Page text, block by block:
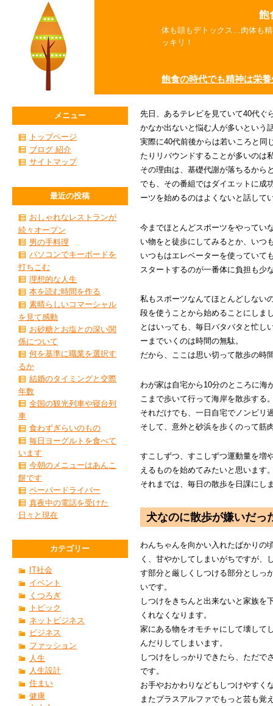
飽
体も頭もデトックス…肉体も
ッキリ！
飽食の時代でも精神は栄
先日、あるテレビを見ていて40代ぐ
かなか出ないと悩む人が多いという
実際に40代前後からは若いころと同
たりリバウンドすることが多いのは
その理由は、基礎代謝が落ちるから
でも、その番組ではダイエットに成
ーツを始めるのはよくないと話して
今までほとんどスポーツをやってい
い物をと徒歩にしてみるとか、いつ
いつもはエレベーターを使っていて
スタートするのが一番体に負担も少
私もスポーツなんてほとんどしない
段を使うことから始めることにしま
とはいっても、毎日バタバタと忙し
ーまでいくのは時間の無駄。
だから、ここは思い切って散歩の時
わが家は自宅から10分のところに海
こまで歩いて行って海岸を散歩する
それだけでも、一日自宅でノンビリ
そして、意外と砂浜を歩くのって筋
すこしずつ、すこしずつ運動量を増
えるものを始めてみたいと思います
それまでは、毎日の散歩を日課にし
犬なのに散歩が嫌いだっ
わんちゃんを向かい入れたばかりの
く、甘やかしてしまいがちですが、
す部分と厳しくしつける部分としっ
いです。
しつけをきちんと出来ないと家族を
くれなくなります。
家にある物をオモチャにして壊して
んだりしてしまいます。
しつけをしっかりできたら、ただで
です。
お手やおかわりなどもしつけやすく
またプラスアルファでもっと芸も覚
メニュー
トップページ
ブログ 紹介
サイトマップ
最近の投稿
おしゃれなレストランが
続々オープン
男の手料理
パソコンでキーボードを
打ちこむ
理想的な人生
本を読む時間を作る
素晴らしいコマーシャル
を見て感動
お砂糖とお塩との深い関
係について
何を基準に職業を選択す
るか
結婚のタイミングと交際
年数
全国の観光列車や寝台列
車
食わずぎらいのもの
毎日ヨーグルトを食べて
います
今朝のメニューはあんこ
餅です
ペーパードライバー
真夜中の電話を受けた
日々と現在
カテゴリー
IT社会
イベント
くつろぎ
トピック
ネットビジネス
ビジネス
ファッション
人生
人生設計
住まい
健康